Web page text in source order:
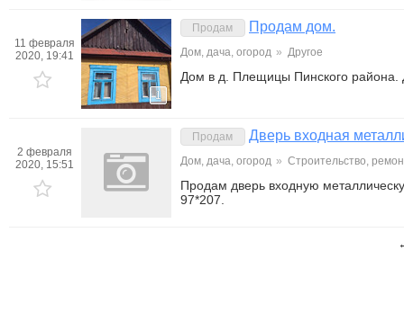
11 февраля
2020, 19:41
1
Продам Продам дом.
Дом, дача, огород » Другое
Дом в д. Плещицы Пинского
2 февраля
2020, 15:51
Продам Дверь входная
Дом, дача, огород » Строительство,
Продам дверь входную
97*207.